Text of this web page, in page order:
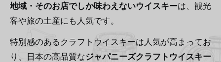
地域・そのお店でしか味わえないウイスキーは、観光
客や旅の土産にも人気です。
特別感のあるクラフトウイスキーは人気が高まってお
り、日本の高品質なジャパニーズクラフトウイスキー